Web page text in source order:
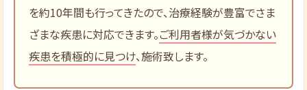
を約10年間も行ってきたので、治療経験が豊富でさま
ざまな疾患に対応できます。ご利用者様が気づかない
疾患を積極的に見つけ、施術致します。